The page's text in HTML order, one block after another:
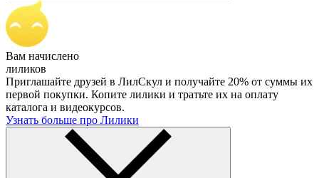
Вам начислено
лиликов
Приглашайте друзей в ЛилСкул и получайте 20% от суммы их
первой покупки. Копите лилики и тратьте их на оплату
каталога и видеокурсов.
Узнать больше про Лилики